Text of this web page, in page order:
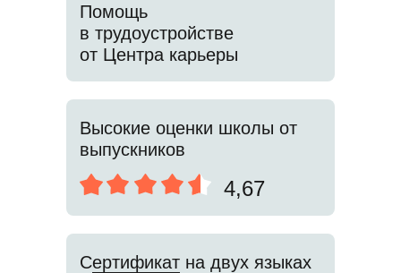
Сертификат на двух языках
Высокие оценки школы от
выпускников
Помощь
в трудоустройстве
от Центра карьеры
4,67